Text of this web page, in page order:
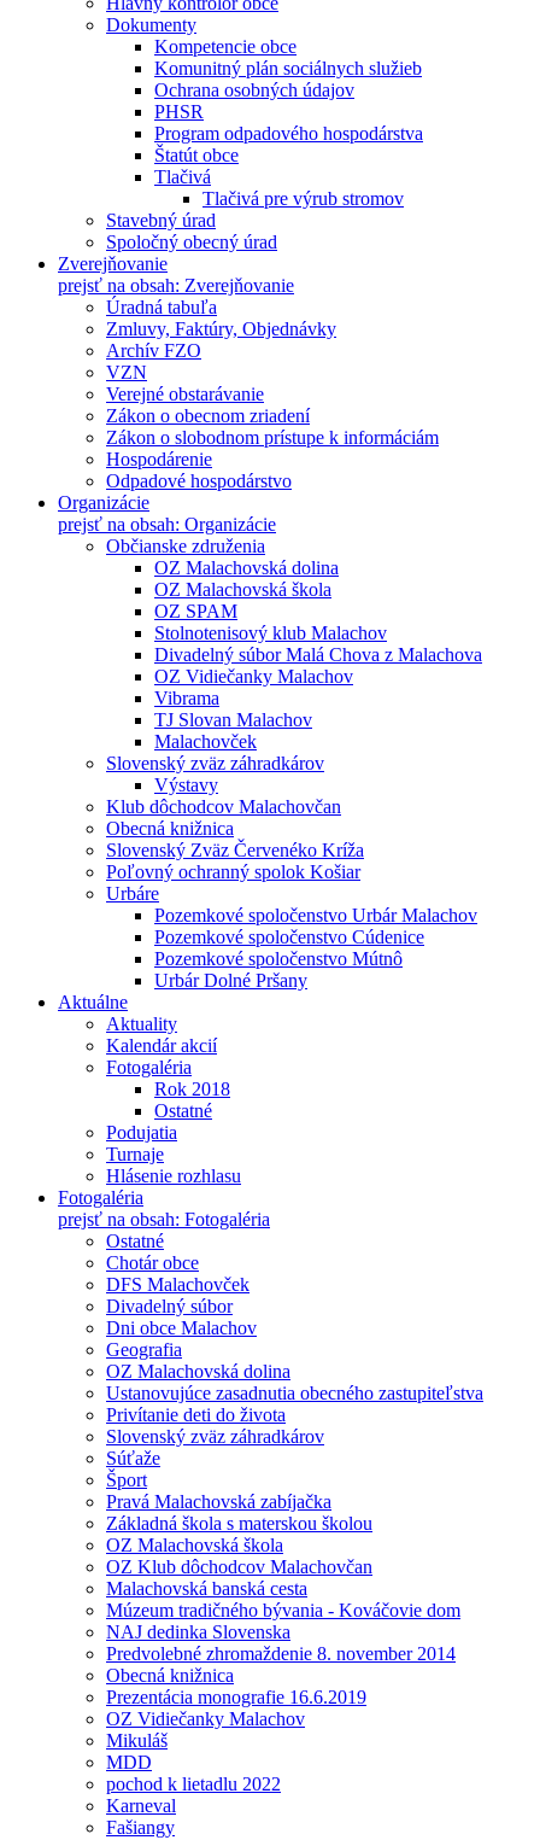
Dokumenty
Kompetencie obce
Komunitný plán sociálnych služieb
Ochrana osobných údajov
PHSR
Program odpadového hospodárstva
Štatút obce
Tlačivá
Tlačivá pre výrub stromov
Stavebný úrad
Spoločný obecný úrad
Zverejňovanie
prejsť na obsah: Zverejňovanie
Úradná tabuľa
Zmluvy, Faktúry, Objednávky
Archív FZO
VZN
Verejné obstarávanie
Zákon o obecnom zriadení
Zákon o slobodnom prístupe k informáciám
Hospodárenie
Odpadové hospodárstvo
Organizácie
prejsť na obsah: Organizácie
Občianske združenia
OZ Malachovská dolina
OZ Malachovská škola
OZ SPAM
Stolnotenisový klub Malachov
Divadelný súbor Malá Chova z Malachova
OZ Vidiečanky Malachov
Vibrama
TJ Slovan Malachov
Malachovček
Slovenský zväz záhradkárov
Výstavy
Klub dôchodcov Malachovčan
Obecná knižnica
Slovenský Zväz Červenéko Kríža
Poľovný ochranný spolok Košiar
Urbáre
Pozemkové spoločenstvo Urbár Malachov
Pozemkové spoločenstvo Cúdenice
Pozemkové spoločenstvo Mútnô
Urbár Dolné Pršany
Aktuálne
Aktuality
Kalendár akcií
Fotogaléria
Rok 2018
Ostatné
Podujatia
Turnaje
Hlásenie rozhlasu
Fotogaléria
prejsť na obsah: Fotogaléria
Ostatné
Chotár obce
DFS Malachovček
Divadelný súbor
Dni obce Malachov
Geografia
OZ Malachovská dolina
Ustanovujúce zasadnutia obecného zastupiteľstva
Privítanie deti do života
Slovenský zväz záhradkárov
Súťaže
Šport
Pravá Malachovská zabíjačka
Základná škola s materskou školou
OZ Malachovská škola
OZ Klub dôchodcov Malachovčan
Malachovská banská cesta
Múzeum tradičného bývania - Kováčovie dom
NAJ dedinka Slovenska
Predvolebné zhromaždenie 8. november 2014
Obecná knižnica
Prezentácia monografie 16.6.2019
OZ Vidiečanky Malachov
Mikuláš
MDD
pochod k lietadlu 2022
Karneval
Fašiangy